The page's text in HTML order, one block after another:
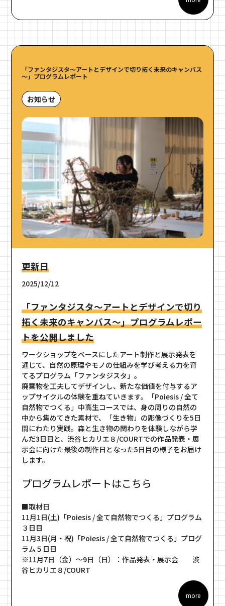
「ファンタジスタ～アートとデザインで切り拓く未来のキャンバス
～」プログラムレポート
お知らせ
更新日
2025/12/12
「ファンタジスタ～アートとデザインで切り
拓く未来のキャンバス～」プログラムレポー
トを公開しました
ワークショップをベースにしたアート制作と展示発表を
通じて、自然の原理やモノの仕組みを学び考える力を育
てるプログラム「ファンタジスタ」。
廃棄物を工夫してデザインし、新たな価値を付与するア
ップサイクルの体験を重ねていきます。「Poiesis / 全て
自然物でつくる」中高生コースでは、身の周りの自然の
中から集めてきた素材で、「生き物」の彫像づくりを5日
間にわたり実践。森と生き物の関わりを体験しながら学
んだ3日目と、渋谷ヒカリエ８/COURTでの作品発表・展
示会に向けた最後の制作日となった5日目の様子をお届け
します。
プログラムレポートはこちら
■取材日
11月1日(土)「Poiesis / 全て自然物でつくる」プログラム
３日目
11月3日(月・祝)「Poiesis / 全て自然物でつくる」プログ
ラム５日目
※11月7日（金）～9日（日）：作品発表・展示会 渋
谷ヒカリエ８/COURT
more